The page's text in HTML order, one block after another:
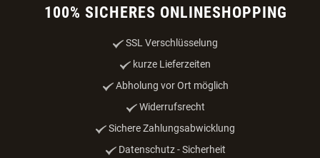
100% SICHERES ONLINESHOPPING
SSL Verschlüsselung
kurze Lieferzeiten
Abholung vor Ort möglich
Widerrufsrecht
Sichere Zahlungsabwicklung
Datenschutz - Sicherheit